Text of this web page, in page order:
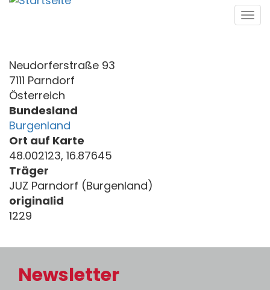
Direkt
Neudorferstraße 93
7111 Parndorf
Österreich
Bundesland
Burgenland
Ort auf Karte
48.002123, 16.87645
Träger
JUZ Parndorf (Burgenland)
originalid
1229
Newsletter